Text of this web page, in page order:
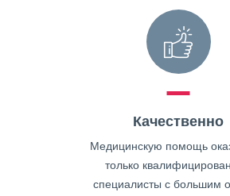
Качественно
Медицинскую помощь
только
специалисты с большим